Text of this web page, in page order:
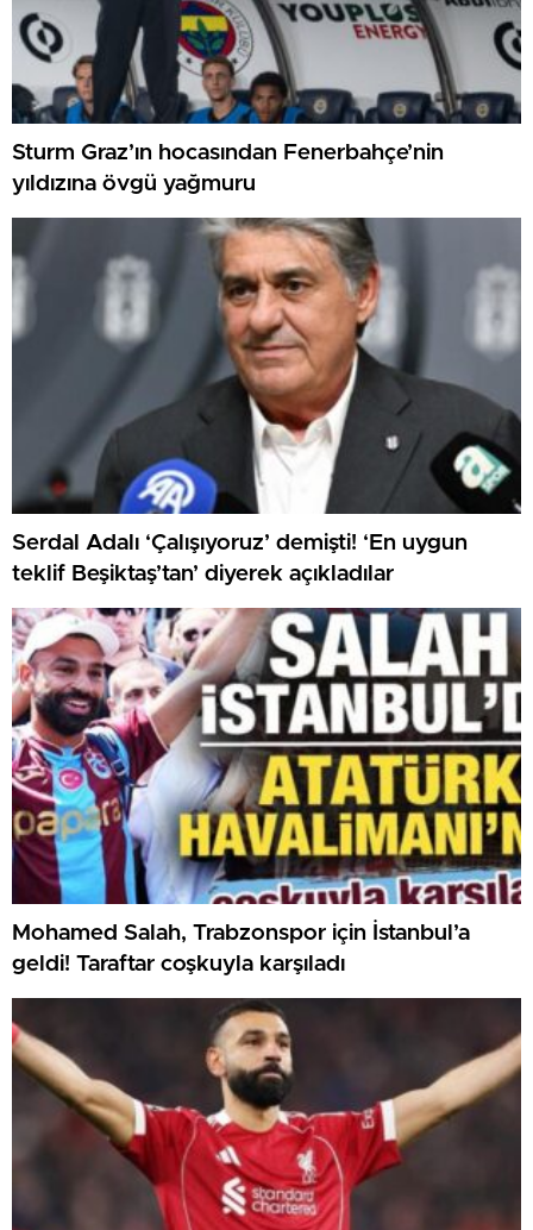
Sturm Graz’ın hocasından Fenerbahçe’nin
yıldızına övgü yağmuru
Serdal Adalı ‘Çalışıyoruz’ demişti! ‘En uygun
teklif Beşiktaş’tan’ diyerek açıkladılar
Mohamed Salah, Trabzonspor için İstanbul’a
geldi! Taraftar coşkuyla karşıladı